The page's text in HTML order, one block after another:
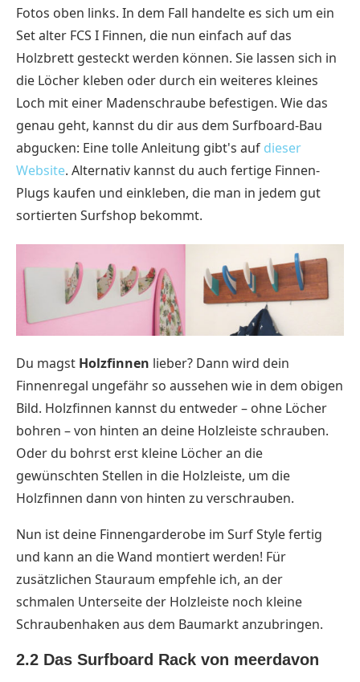
Fotos oben links. In dem Fall handelte es sich um ein
Set alter FCS I Finnen, die nun einfach auf das
Holzbrett gesteckt werden können. Sie lassen sich in
die Löcher kleben oder durch ein weiteres kleines
Loch mit einer Madenschraube befestigen. Wie das
genau geht, kannst du dir aus dem Surfboard-Bau
abgucken: Eine tolle Anleitung gibt's auf dieser
Website. Alternativ kannst du auch fertige Finnen-
Plugs kaufen und einkleben, die man in jedem gut
sortierten Surfshop bekommt.
Du magst Holzfinnen lieber? Dann wird dein
Finnenregal ungefähr so aussehen wie in dem obigen
Bild. Holzfinnen kannst du entweder – ohne Löcher
bohren – von hinten an deine Holzleiste schrauben.
Oder du bohrst erst kleine Löcher an die
gewünschten Stellen in die Holzleiste, um die
Holzfinnen dann von hinten zu verschrauben.
Nun ist deine Finnengarderobe im Surf Style fertig
und kann an die Wand montiert werden! Für
zusätzlichen Stauraum empfehle ich, an der
schmalen Unterseite der Holzleiste noch kleine
Schraubenhaken aus dem Baumarkt anzubringen.
2.2 Das Surfboard Rack von meerdavon